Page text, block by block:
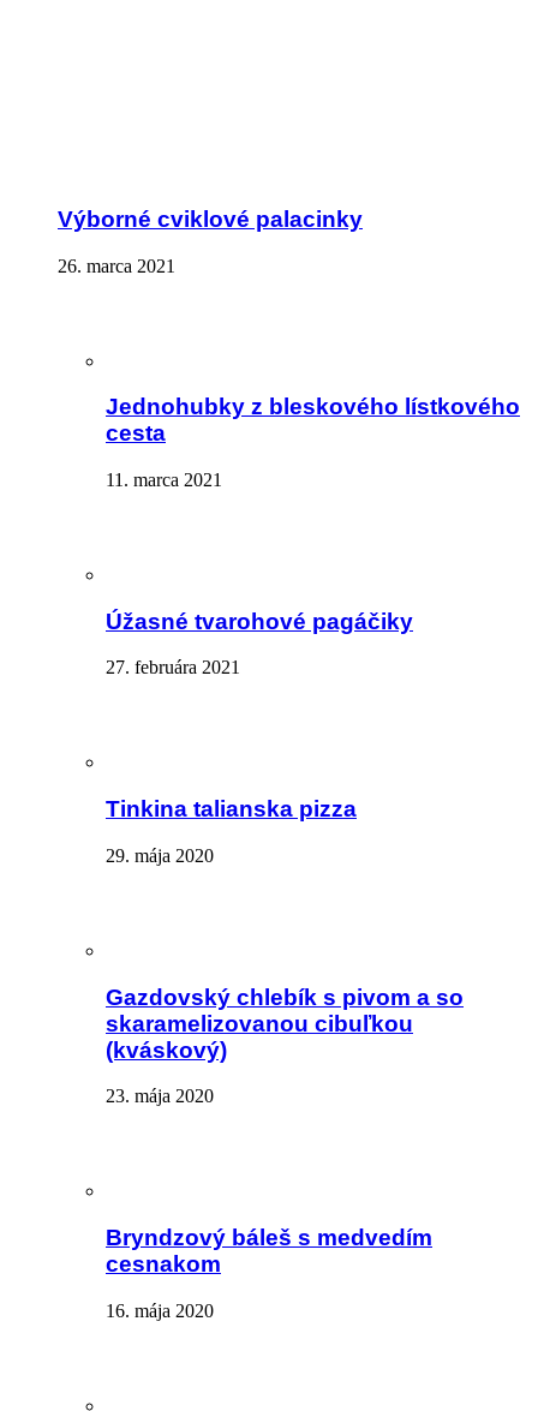
Výborné cviklové palacinky
26. marca 2021
Jednohubky z bleskového lístkového
cesta
11. marca 2021
Úžasné tvarohové pagáčiky
27. februára 2021
Tinkina talianska pizza
29. mája 2020
Gazdovský chlebík s pivom a so
skaramelizovanou cibuľkou
(kváskový)
23. mája 2020
Bryndzový báleš s medvedím
cesnakom
16. mája 2020